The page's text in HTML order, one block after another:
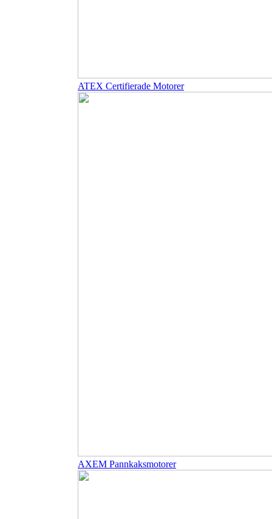
ATEX Certifierade Motorer
AXEM Pannkaksmotorer